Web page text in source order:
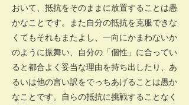
おいて、抵抗をそのままに放置することは愚
かなことです。また自分の抵抗を克服できな
くてもそれもまたよし、一向にかまわないか
のように振舞い、自分の「個性」に合ってい
ると都合よく妥当な理由を持ち出したり、あ
るいは他の言い訳をでっちあげることは愚か
なことです。自らの抵抗に挑戦することなく